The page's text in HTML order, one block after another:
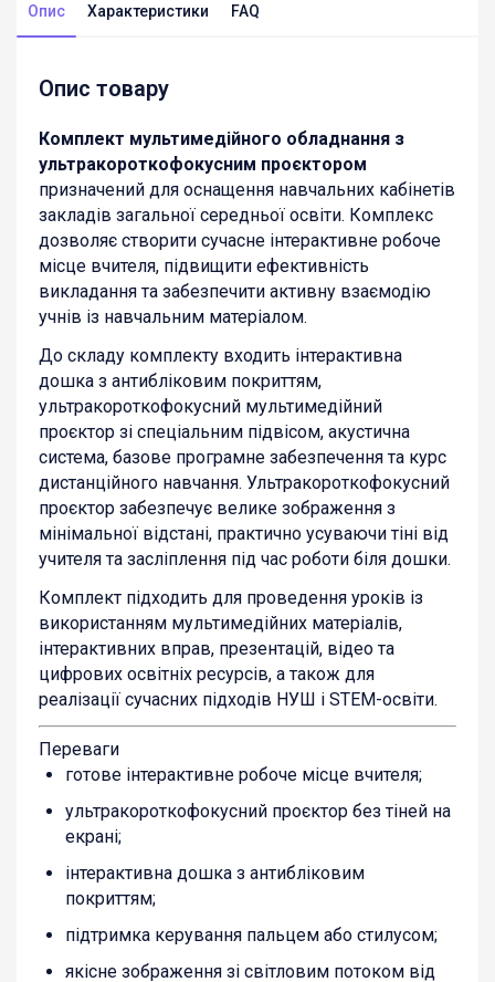
Опис Характеристики FAQ
Опис товару
Комплект мультимедійного обладнання з
ультракороткофокусним проєктором
призначений для оснащення навчальних кабінетів
закладів загальної середньої освіти. Комплекс
дозволяє створити сучасне інтерактивне робоче
місце вчителя, підвищити ефективність
викладання та забезпечити активну взаємодію
учнів із навчальним матеріалом.
До складу комплекту входить інтерактивна
дошка з антибліковим покриттям,
ультракороткофокусний мультимедійний
проєктор зі спеціальним підвісом, акустична
система, базове програмне забезпечення та курс
дистанційного навчання. Ультракороткофокусний
проєктор забезпечує велике зображення з
мінімальної відстані, практично усуваючи тіні від
учителя та засліплення під час роботи біля дошки.
Комплект підходить для проведення уроків із
використанням мультимедійних матеріалів,
інтерактивних вправ, презентацій, відео та
цифрових освітніх ресурсів, а також для
реалізації сучасних підходів НУШ і STEM-освіти.
Переваги
готове інтерактивне робоче місце вчителя;
ультракороткофокусний проєктор без тіней на
екрані;
інтерактивна дошка з антибліковим
покриттям;
підтримка керування пальцем або стилусом;
якісне зображення зі світловим потоком від